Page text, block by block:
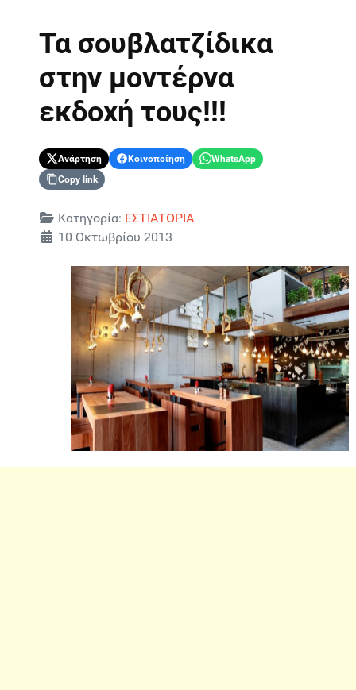
Τα σουβλατζίδικα
στην μοντέρνα
εκδοχή τους!!!
Ανάρτηση Κοινοποίηση
WhatsApp
Copy link
Λεπτομέρειες
Κατηγορία: ΕΣΤΙΑΤΟΡΙΑ
10 Οκτωβρίου 2013